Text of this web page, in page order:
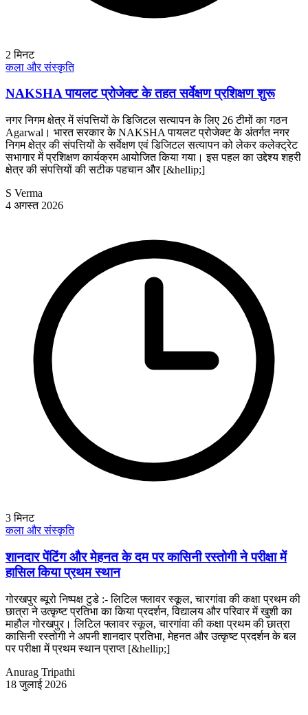
2 मिनट
कला और संस्कृति
NAKSHA पायलट प्रोजेक्ट के तहत सर्वेक्षण प्रशिक्षण शुरू
नगर निगम क्षेत्र में संपत्तियों के डिजिटल सत्यापन के लिए 26 टीमों का गठन
Agarwal। भारत सरकार के NAKSHA पायलट प्रोजेक्ट के अंतर्गत नगर
निगम क्षेत्र की संपत्तियों के सर्वेक्षण एवं डिजिटल सत्यापन को लेकर कलेक्ट्रेट
सभागार में प्रशिक्षण कार्यक्रम आयोजित किया गया। इस पहल का उद्देश्य शहरी
क्षेत्र की संपत्तियों की सटीक पहचान और [&hellip;]
S Verma
4 अगस्त 2026
3मिनट
कला और संस्कृति
शानदार पेंटिंग और मेहनत के दम पर कासिनी रस्तोगी ने परीक्षा में
हासिल किया प्रथम स्थान
गोरखपुर ब्यूरो निष्पक्ष टुडे :- लिटिल फ्लावर स्कूल, चारगांवा की कक्षा प्रथम की
छात्रा ने उत्कृष्ट प्रतिभा का किया प्रदर्शन, विद्यालय और परिवार में खुशी का
माहौल गोरखपुर। लिटिल फ्लावर स्कूल, चारगांवा की कक्षा प्रथम की छात्रा
कासिनी रस्तोगी ने अपनी शानदार प्रतिभा, मेहनत और उत्कृष्ट प्रदर्शन के बल
पर परीक्षा में प्रथम स्थान प्राप्त [&hellip;]
Anurag Tripathi
18 जुलाई 2026